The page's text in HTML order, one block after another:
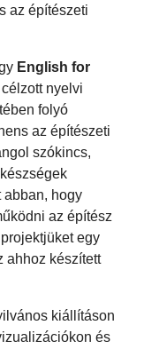
az építészeti
English for
nyelvi
folyó
az építészeti
szókincs,
abban, hogy
az építész
egy
ahhoz készített
kiállításon
és